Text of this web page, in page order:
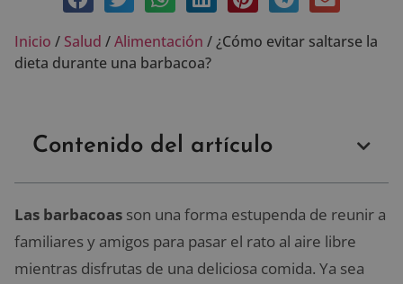
Inicio / Salud /Alimentación /¿Cómo evitar saltarse la
dieta durante una barbacoa?
Contenido del artículo
Las barbacoas son una forma estupenda de reunir a
familiares y amigos para pasar el rato al aire libre
mientras disfrutas de una deliciosa comida. Ya sea